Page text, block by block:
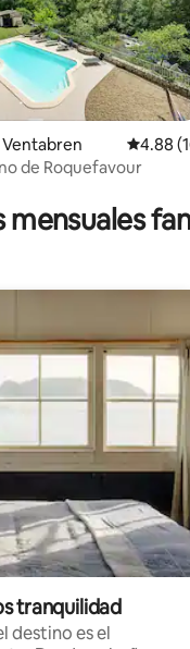
5; 29 evaluaciones
Ventabren
4.88
de Roquefavour
mensuales
tranquilidad
destino es el